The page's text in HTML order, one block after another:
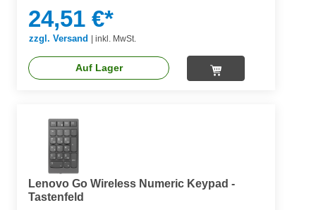
24,51 €*
zzgl. Versand inkl. MwSt.
Auf Lager
Lenovo Go Wireless Numeric Keypad -
Tastenfeld